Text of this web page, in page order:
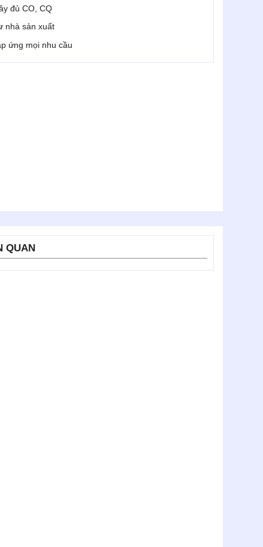
đủ CO, CQ
nhà sản xuất
ứng mọi nhu cầu
QUAN